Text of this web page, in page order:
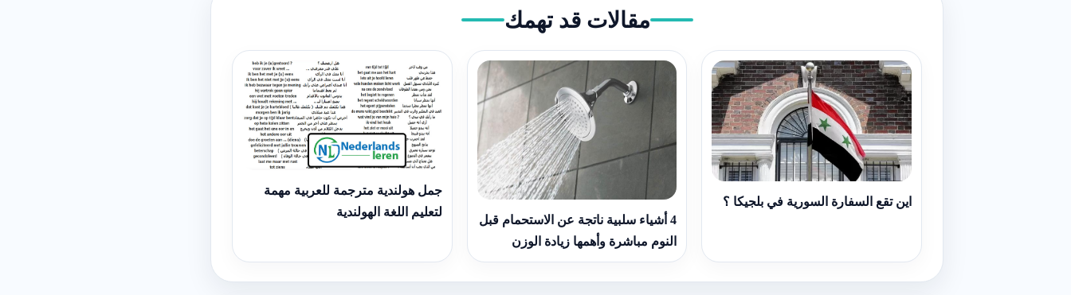
مقالات قد تهمك
اين تقع السفارة السورية في بلجيكا ؟
4 أشياء سلبية ناتجة عن الاستحمام قبل
النوم مباشرة وأهمها زيادة الوزن
جمل هولندية مترجمة للعربية مهمة
لتعليم اللغة الهولندية